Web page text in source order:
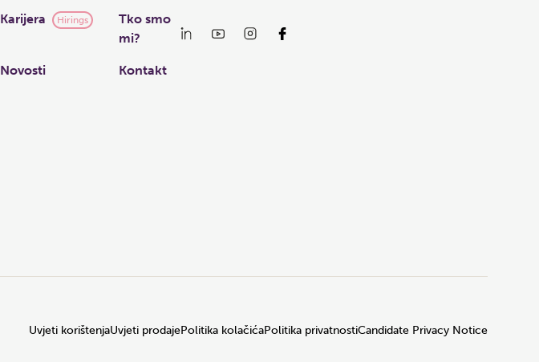
Karijera Hirings
Tko smo
mi?
Novosti Kontakt
Uvjeti korištenjaUvjeti prodajePolitika kolačićaPolitika privatnostiCandidate Privacy Notice